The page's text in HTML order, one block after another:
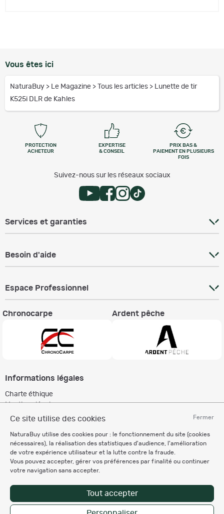
Fermer
Ce site utilise des cookies
NaturaBuy utilise des cookies pour : le fonctionnement du site (cookies
nécessaires), la réalisation des statistiques d'audience, l'amélioration
de votre expérience utilisateur et la lutte contre la fraude.
Vous pouvez accepter, gérer vos préférences par finalité ou continuer
votre navigation sans accepter.
Tout accepter
Vous êtes ici
NaturaBuy > Le Magazine > Tous les articles > Lunette de tir
K525i DLR de Kahles
PROTECTION
ACHETEUR
EXPERTISE
& CONSEIL
PRIX BAS &
PAIEMENT EN PLUSIEURS
FOIS
Suivez-nous sur les réseaux sociaux
Services et garanties
Besoin d'aide
Espace Professionnel
Chronocarpe Ardent pêche
Informations légales
Charte éthique
Mentions légales
Règlement & Conditions d'utilisation
des données personnelles
Personnalisation des cookies
Recevez nos newsletters